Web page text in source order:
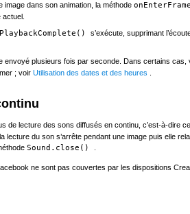
image dans son animation, la méthode
s’exécute, supprimant
envoyé plusieurs fois par seconde. Dans certains
; voir Utilisation des dates et des heures
de lecture des sons diffusés en continu, c’est-à-dire
lecture du son s’arrête pendant une image puis elle
Sound.close()
ne sont pas couvertes par les dispositions